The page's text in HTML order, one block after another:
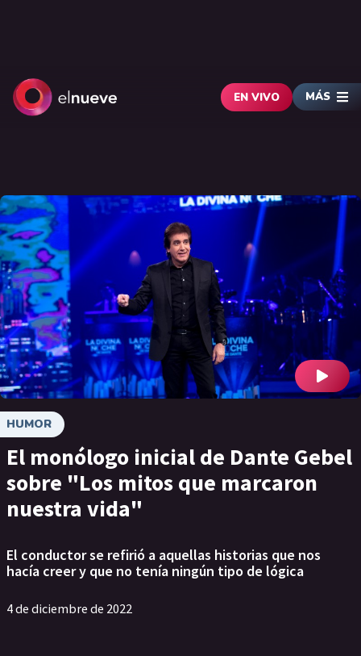
EN VIVO MÁS
HUMOR
El monólogo inicial de Dante Gebel
sobre "Los mitos que marcaron
nuestra vida"
El conductor se refirió a aquellas historias que nos
hacía creer y que no tenía ningún tipo de lógica
4 de diciembre de 2022